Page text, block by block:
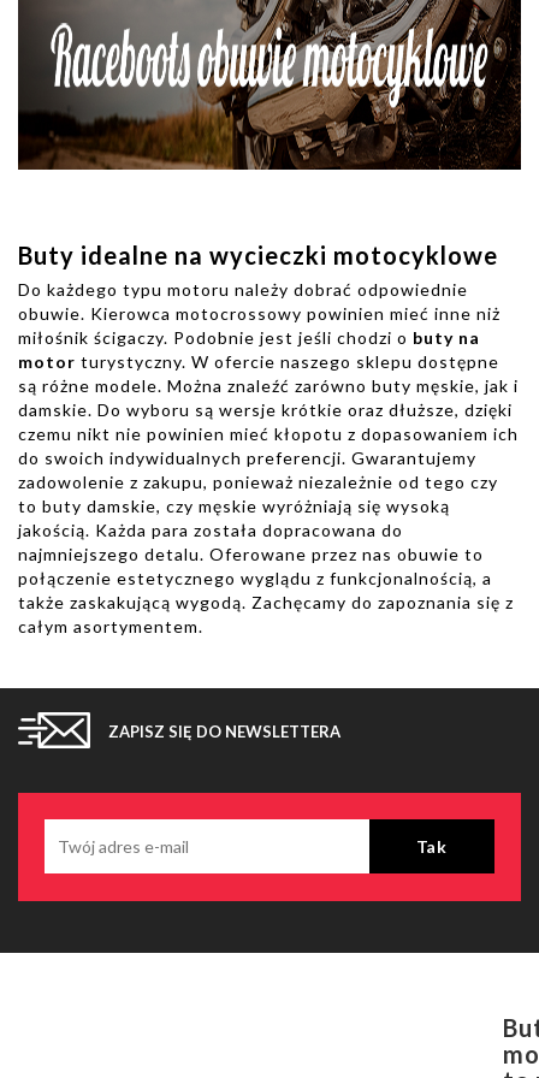
Buty idealne na wycieczki motocyklowe
Do każdego typu motoru należy dobrać odpowiednie
obuwie. Kierowca motocrossowy powinien mieć inne niż
miłośnik ścigaczy. Podobnie jest jeśli chodzi o buty na
motor turystyczny. W ofercie naszego sklepu dostępne
są różne modele. Można znaleźć zarówno buty męskie, jak i
damskie. Do wyboru są wersje krótkie oraz dłuższe, dzięki
czemu nikt nie powinien mieć kłopotu z dopasowaniem ich
do swoich indywidualnych preferencji. Gwarantujemy
zadowolenie z zakupu, ponieważ niezależnie od tego czy
to buty damskie, czy męskie wyróżniają się wysoką
jakością. Każda para została dopracowana do
najmniejszego detalu. Oferowane przez nas obuwie to
połączenie estetycznego wyglądu z funkcjonalnością, a
także zaskakującą wygodą. Zachęcamy do zapoznania się z
całym asortymentem.
ZAPISZ SIĘ DO NEWSLETTERA